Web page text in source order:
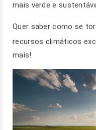
mais verde e
Quer saber como se
recursos climáticos
mais!